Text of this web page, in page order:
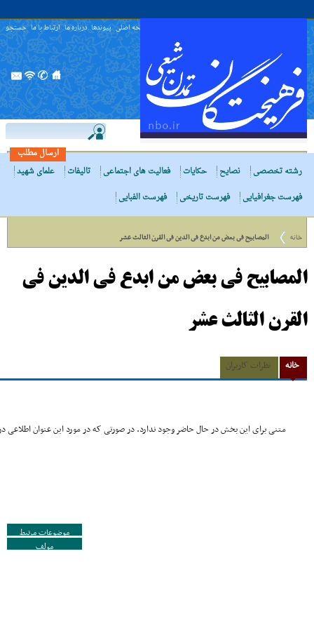
صفحه اصلی پیوندها درباره ما ارتباط با ما جستجو
ارسال مطلب
رشته تخصصی
نصایح حکایات فعالیت های اجتماعی تالیفات
علمای شهید
فهرست جغرافیایی
فهرست تاریخی فهرست الفبایی
خانه المصابیح فى بعض من ابدع فى الدین فى القرن الثالث عشر
المصابیح فى بعض من ابدع فى الدین فى
القرن الثالث عشر
خانه نظرات کاربران
متنی برای این بخش در حال حاضر وجود ندارد. در صورتی که در مورد این عنوان اطلاعی
موضوعات مرتبط
مولف